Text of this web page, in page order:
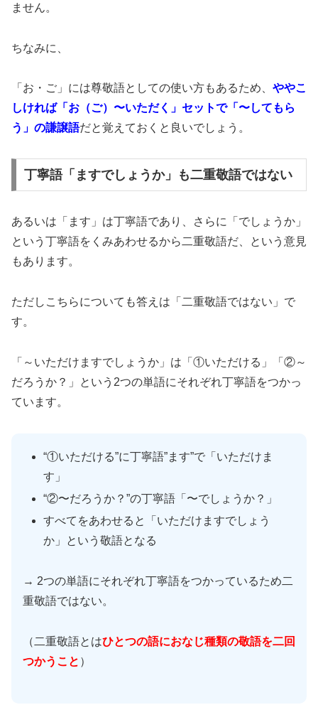
ません。
ちなみに、
「お・ご」には尊敬語としての使い方もあるため、 ややこ
しければ「お（ご）〜いただく」セットで「〜してもら
う」の謙譲語だと覚えておくと良いでしょう。
丁寧語「ますでしょうか」も二重敬語ではない
あるいは「ます」は丁寧語であり、さらに「でしょうか」
という丁寧語をくみあわせるから二重敬語だ、という意見
もあります。
ただしこちらについても答えは「二重敬語ではない」で
す。
「～いただけますでしょうか」は「①いただける」「②～
だろうか？」という2つの単語にそれぞれ丁寧語をつかっ
ています。
“①いただける”に丁寧語”ます”で「いただけま
す」
“②〜だろうか？”の丁寧語「〜でしょうか？」
すべてをあわせると「いただけますでしょう
か」という敬語となる
→ 2つの単語にそれぞれ丁寧語をつかっているため二
重敬語ではない。
（二重敬語とはひとつの語におなじ種類の敬語を二回
つかうこと ）